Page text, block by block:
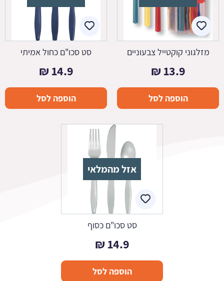
מזלגוני קוקטייל צבעוניים
13.9
₪
הוספה לסל
סט סכו"ם כחול אמיתי
14.9
₪
הוספה לסל
אזל מהמלאי
סט סכו"ם כסוף
14.9
₪
הוספה לסל